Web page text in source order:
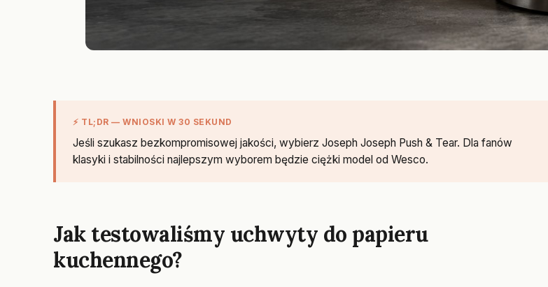
⚡ TL;DR — WNIOSKI W 30 SEKUND
Jeśli szukasz bezkompromisowej jakości, wybierz Joseph Joseph Push & Tear. Dla fanów
klasyki i stabilności najlepszym wyborem będzie ciężki model od Wesco.
Jak testowaliśmy uchwyty do papieru
kuchennego?